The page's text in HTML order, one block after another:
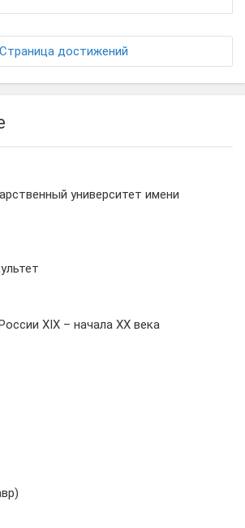
Страница достижений
университет имени
XIX – начала XX века